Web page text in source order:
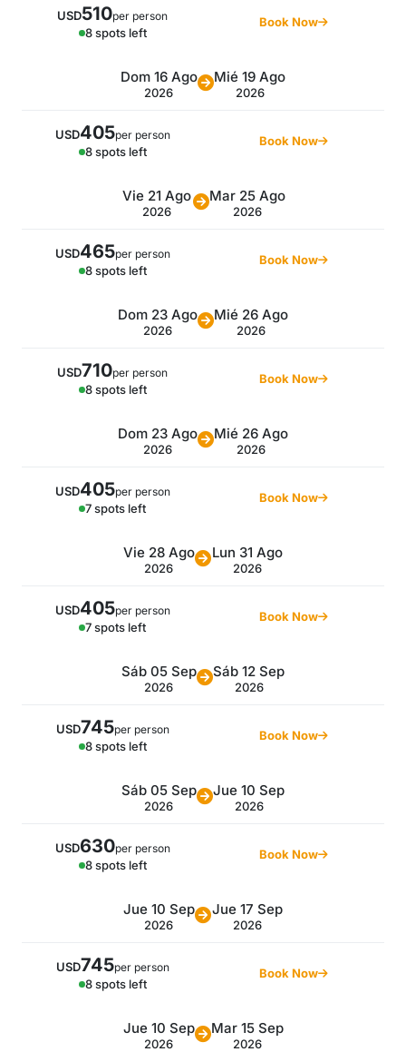
USD510per person
8 spots left
Book Now
Dom 16 Ago
2026
Mié 19 Ago
2026
USD405per person
8 spots left
Book Now
Vie 21 Ago
2026
Mar 25 Ago
2026
USD465per person
8 spots left
Book Now
Dom 23 Ago
2026
Mié 26 Ago
2026
USD710per person
8 spots left
Book Now
Dom 23 Ago
2026
Mié 26 Ago
2026
USD405per person
7 spots left
Book Now
Vie 28 Ago
2026
Lun 31 Ago
2026
USD405per person
7 spots left
Book Now
Sáb 05 Sep
2026
Sáb 12 Sep
2026
USD745per person
8 spots left
Book Now
Sáb 05 Sep
2026
Jue 10 Sep
2026
USD630per person
8 spots left
Book Now
Jue 10 Sep
2026
Jue 17 Sep
2026
USD745per person
8 spots left
Book Now
Jue 10 Sep
2026
Mar 15 Sep
2026